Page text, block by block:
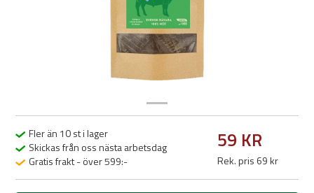
Fler än 10 st i lager
Skickas från oss nästa arbetsdag
Gratis frakt - över 599:-
59 KR
Rek. pris 69 kr